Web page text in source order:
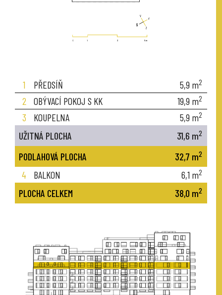
1 PŘEDSÍŇ 5,9 m2
2 OBÝVACÍ POKOJ S KK 19,9 m2
3 KOUPELNA 5,9 m2
UŽITNÁ PLOCHA 31,6 m2
PODLAHOVÁ PLOCHA 32,7 m2
4 BALKON 6,1 m2
PLOCHA CELKEM 38,0 m2